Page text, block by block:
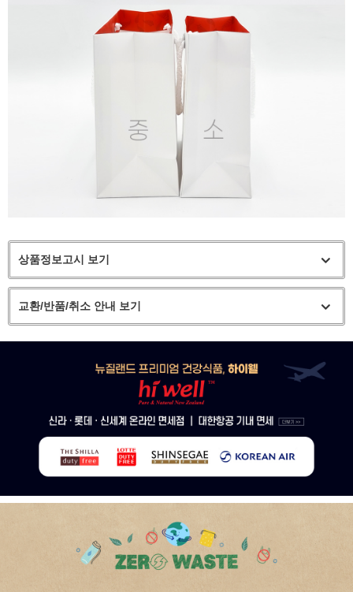
상품정보고시 보기
교환/반품/취소 안내 보기